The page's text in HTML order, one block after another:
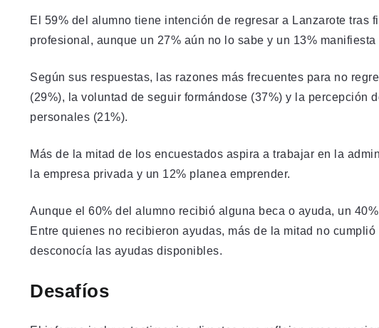
El 59% del alumno tiene intención de regresar a Lanzarote tras
profesional, aunque un 27% aún no lo sabe y un 13%
Según sus respuestas, las razones más frecuentes para no
(29%), la voluntad de seguir formándose (37%) y la percepción
personales (21%).
Más de la mitad de los encuestados aspira a trabajar en la
la empresa privada y un 12% planea emprender.
Aunque el 60% del alumno recibió alguna beca o ayuda, un
Entre quienes no recibieron ayudas, más de la mitad no
desconocía las ayudas disponibles.
Desafíos